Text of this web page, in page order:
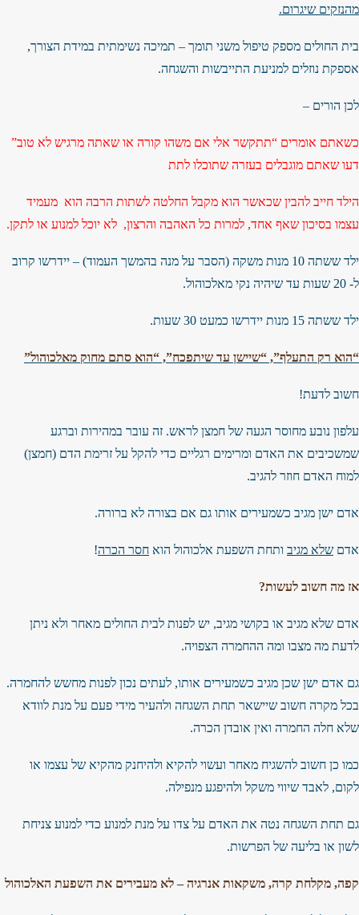
מהנזקים שיגרום.
בית החולים מספק טיפול משני תומך – תמיכה נשימתית במידת הצורך,
אספקת נוזלים למניעת התייבשות והשגחה.
לכן הורים –
כשאתם אומרים “תתקשר אלי אם משהו קורה או שאתה מרגיש לא טוב”
דעו שאתם מוגבלים בעזרה שתוכלו לתת
הילד חייב להבין שכאשר הוא מקבל החלטה לשתות הרבה הוא מעמיד
עצמו בסיכון שאף אחד, למרות כל האהבה והרצון, לא יוכל למנוע או לתקן.
ילד ששתה 10 מנות משקה (הסבר על מנה בהמשך העמוד) – יידרשו קרוב
ל- 20 שעות עד שיהיה נקי מאלכוהול.
ילד ששתה 15 מנות יידרשו כמעט 30 שעות.
“הוא רק התעלף”, “שיישן עד שיתפכח”, “הוא סתם מחוק מאלכוהול”
חשוב לדעת!
עלפון נובע מחוסר הגעה של חמצן לראש. זה עובר במהירות וברגע
שמשכיבים את האדם ומרימים רגליים כדי להקל על זרימת הדם (חמצן)
למוח האדם חוזר להגיב.
אדם ישן מגיב כשמעירים אותו גם אם בצורה לא ברורה.
אדם שלא מגיב ותחת השפעת אלכוהול הוא חסר הכרה!
אז מה חשוב לעשות?
אדם שלא מגיב או בקושי מגיב, יש לפנות לבית החולים מאחר ולא ניתן
לדעת מה מצבו ומה ההחמרה הצפויה.
גם אדם ישן שכן מגיב כשמעירים אותו, לעתים נכון לפנות מחשש להחמרה.
בכל מקרה חשוב שיישאר תחת השגחה ולהעיר מידי פעם על מנת לוודא
שלא חלה החמרה ואין אובדן הכרה.
כמו כן חשוב להשגיח מאחר ועשוי להקיא ולהיחנק מהקיא של עצמו או
לקום, לאבד שיווי משקל ולהיפגע מנפילה.
גם תחת השגחה נטה את האדם על צדו על מנת למנוע כדי למנוע צניחת
לשון או בליעה של הפרשות.
קפה, מקלחת קרה, משקאות אנרגיה – לא מעבירים את השפעת האלכוהול